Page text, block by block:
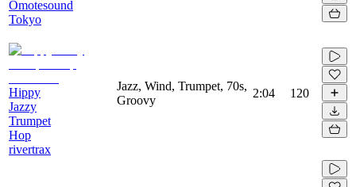
Omotesound
Tokyo
Hippy
Jazzy
Trumpet
Hop
rivertrax
Jazz, Wind, Trumpet, 70s,
Groovy
2:04 120